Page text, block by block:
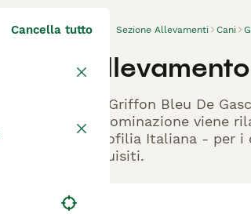
Cancella tutto Sezione Allevamenti Cani
Gli Griffon Bleu De
denominazione viene
Cinofilia Italiana - per i
requisiti.